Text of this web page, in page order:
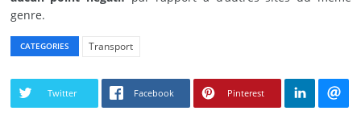
genre.
CATEGORIES Transport
Twitter Facebook Pinterest